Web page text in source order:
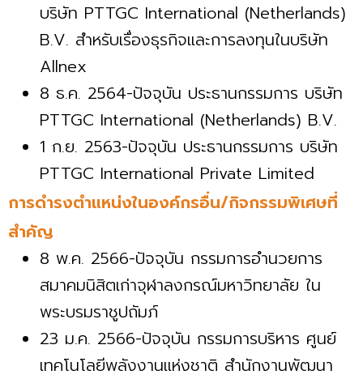
บริษัท PTTGC International (Netherlands)
B.V. สำหรับเรื่องธุรกิจและการลงทุนในบริษัท
Allnex
8 ธ.ค. 2564-ปัจจุบัน ประธานกรรมการ บริษัท
PTTGC International (Netherlands) B.V.
1 ก.ย. 2563-ปัจจุบัน ประธานกรรมการ บริษัท
PTTGC International Private Limited
การดำรงตำแหน่งในองค์กรอื่น/กิจกรรมพิเศษที่
สำคัญ
8 พ.ค. 2566-ปัจจุบัน กรรมการอำนวยการ
สมาคมนิสิตเก่าจุฬาลงกรณ์มหาวิทยาลัย ใน
พระบรมราชูปถัมภ์
23 ม.ค. 2566-ปัจจุบัน กรรมการบริหาร ศูนย์
เทคโนโลยีพลังงานแห่งชาติ สำนักงานพัฒนา